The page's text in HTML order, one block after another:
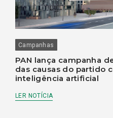
Campanhas
PAN lança campanha
das causas do partido
inteligência artificial
LER NOTÍCIA